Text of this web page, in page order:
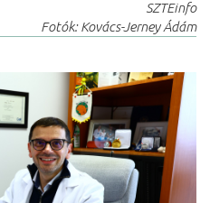
SZTEinfo
Fotók: Kovács-Jerney Ádám